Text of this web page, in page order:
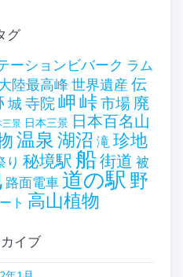
グ
ーションビバーク ラム
陸最高峰 世界遺産 伝
城寺院岬峠市場 廃
三景 日本三景 日本百名山
温泉湖沼 滝 珍地
り 秘境駅 船街道 被
路面電車道の駅 野
ト 高山植物
イブ